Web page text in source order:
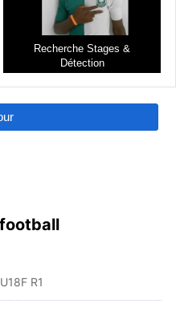
Recherche Stages &
Détection
R1